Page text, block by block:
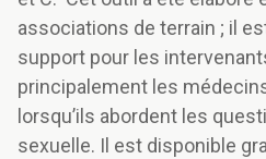
associations de terrain ; il
support pour les
principalement les
lorsqu’ils abordent les
sexuelle. Il est disponible